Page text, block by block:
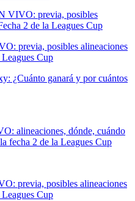
VIVO: previa, posibles
2 de la Leagues Cup
previa, posibles alineaciones
Cup
¿Cuánto ganará y por cuántos
alineaciones, dónde, cuándo
fecha 2 de la Leagues Cup
previa, posibles alineaciones
Cup